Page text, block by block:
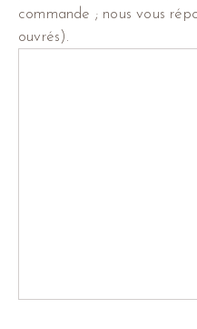
commande ; nous vous
ouvrés).